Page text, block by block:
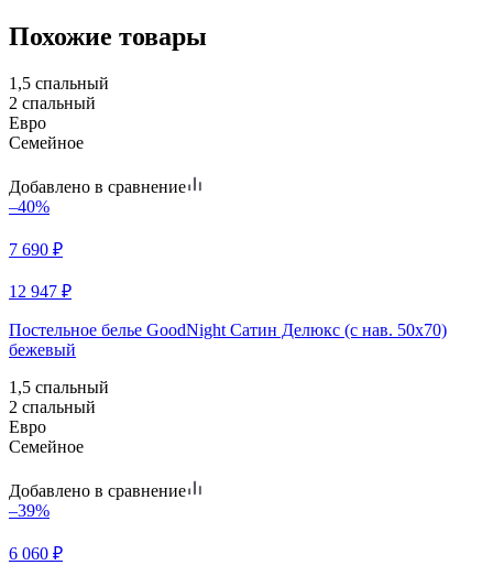
Похожие товары
1,5 спальный
2 спальный
Евро
Семейное
Добавлено в сравнение
–40%
7 690 ₽
12 947 ₽
Постельное белье GoodNight Сатин Делюкс (с нав. 50х70)
бежевый
1,5 спальный
2 спальный
Евро
Семейное
Добавлено в сравнение
–39%
6 060 ₽